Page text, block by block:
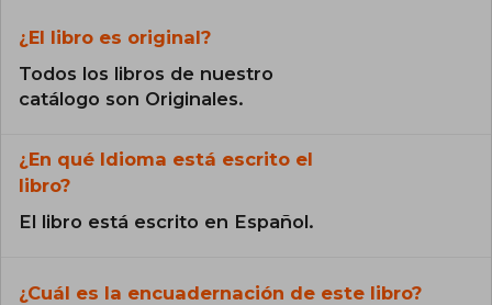
¿El libro es original?
Todos los libros de nuestro
catálogo son Originales.
¿En qué Idioma está escrito el
libro?
El libro está escrito en Español.
¿Cuál es la encuadernación de este libro?